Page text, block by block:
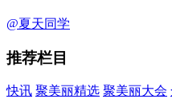
@夏天同学
推荐栏目
快讯 聚美丽精选 聚美丽大会